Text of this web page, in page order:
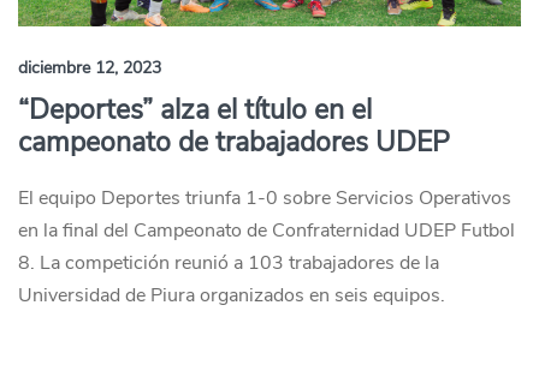
diciembre 12, 2023
“Deportes” alza el título en el
campeonato de trabajadores UDEP
El equipo Deportes triunfa 1-0 sobre Servicios Operativos
en la final del Campeonato de Confraternidad UDEP Futbol
8. La competición reunió a 103 trabajadores de la
Universidad de Piura organizados en seis equipos.